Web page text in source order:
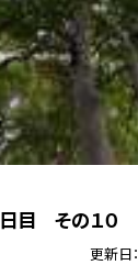
目 その１０
更新日